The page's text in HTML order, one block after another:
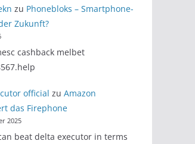
zu Phonebloks – Smartphone-
Zukunft?
cashback melbet
official zu Amazon
das Firephone
2025
beat delta executor in terms